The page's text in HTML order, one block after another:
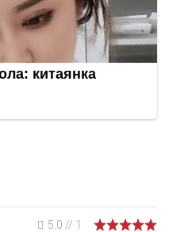
5.0 // 1